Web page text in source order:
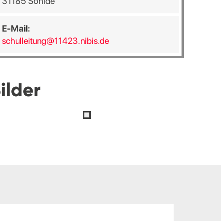
E-Mail:
schulleitung@11423.nibis.de